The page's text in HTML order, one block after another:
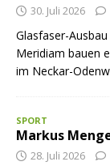
30. Juli 2026
Glasfaser-
Meridiam bauen
im Neckar-
SPORT
Markus
28. Juli 2026